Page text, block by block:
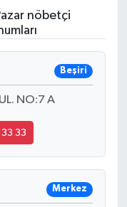
nöbetçi
Beşiri
NO:7 A
33
Merkez